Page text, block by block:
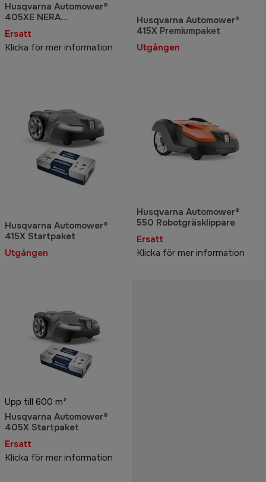
Husqvarna Automower®
405XE NERA
Robotgräsklippare med
slinglös teknik
Ersatt
Klicka för mer information
Husqvarna Automower®
415X Premiumpaket
Utgången
Husqvarna Automower®
415X Startpaket
Utgången
Husqvarna Automower®
550 Robotgräsklippare
Ersatt
Klicka för mer information
Upp till 600 m²
Husqvarna Automower®
405X Startpaket
Ersatt
Klicka för mer information